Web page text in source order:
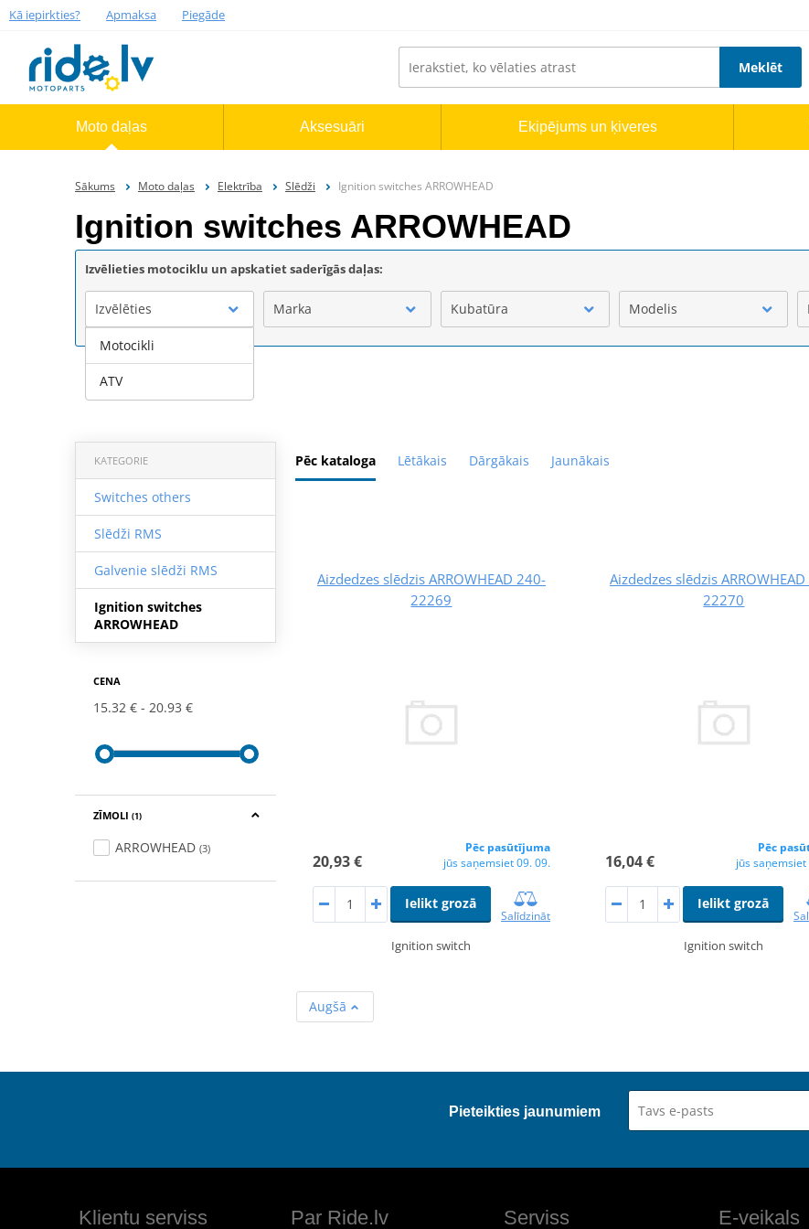
Kā iepirkties? Apmaksa Piegāde
Meklēt
Moto daļas Aksesuāri Ekipējums un ķiveres
Sākums Moto daļas Elektrība Slēdži Ignition switches ARROWHEAD
Ignition switches ARROWHEAD
Izvēlieties motociklu un apskatiet saderīgās daļas:
Izvēlēties Marka Kubatūra Modelis
Pēc kataloga Lētākais Dārgākais Jaunākais
KATEGORIE
Switches others
Slēdži RMS
Galvenie slēdži RMS
Ignition switches
ARROWHEAD
CENA
15.32 € 20.93 €
ZĪMOLI (1)
ARROWHEAD (3)
Aizdedzes slēdzis ARROWHEAD 240-
22269
20,93 €
Pēc pasūtījuma
jūs saņemsiet 09. 09.
Ielikt grozā
Salīdzināt
Ignition switch
Aizdedzes slēdzis
22270
16,04 €
Pēc
jūs saņemsiet
Ielikt grozā
Ignition switch
Augšā
Pieteikties jaunumiem
Klientu serviss Par Ride.lv Serviss E-veikals
Motocikli
ATV